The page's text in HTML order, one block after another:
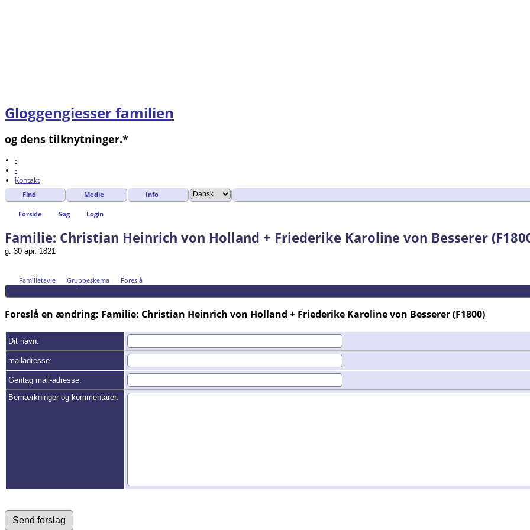
Gloggengiesser familien
og dens tilknytninger.*
-
-
Kontakt
Find Medie Info
Forside Søg Login
Familie: Christian Heinrich von Holland + Friederike Karoline von Besserer
g. 30 apr. 1821
Familietavle Gruppeskema Foreslå
Foreslå en ændring: Familie: Christian Heinrich von Holland + Friederike Karoline von Besserer (F1800)
Dit navn:
mailadresse:
Gentag mail-adresse:
Bemærkninger og kommentarer: